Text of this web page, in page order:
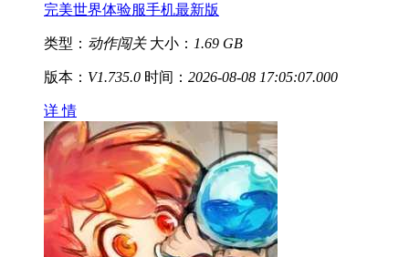
完美世界体验服手机最新版
类型： 动作闯关 大小： 1.69 GB
版本： V1.735.0 时间： 2026-08-08 17:05:07.000
详 情